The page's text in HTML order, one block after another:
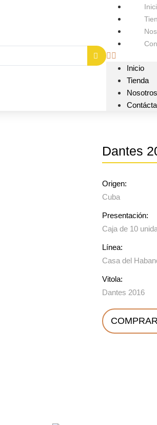
Inicio
Tienda
Nosotros
Dantes
Origen:
Cuba
Presentación:
Caja de 10
Línea:
Casa del
Vitola:
Dantes 2016